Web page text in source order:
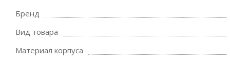
Бренд
Вид товара
Материал корпуса